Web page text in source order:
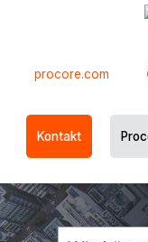
procore.com
Kontakt